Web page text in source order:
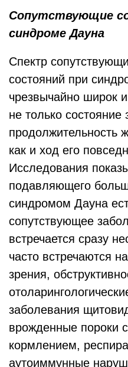
Сопутствующие
синдроме Дауна
Спектр
состояний при
чрезвычайно широк
не только состояние
продолжительность
как и ход его
Исследования
подавляющего
синдромом Дауна
сопутствующее
встречается сразу
часто встречаются
зрения,
заболевания
врожденные пороки
кормлением,
аутоиммунные